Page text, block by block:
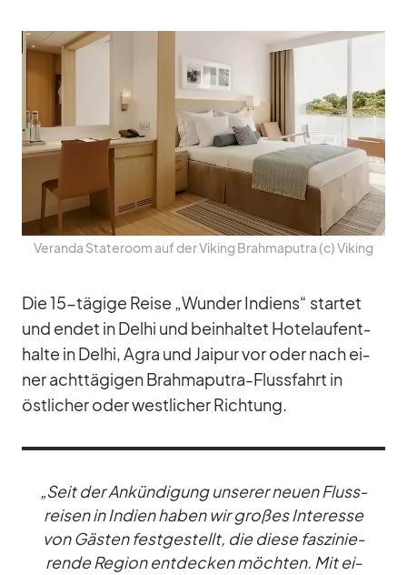
Ve­randa Stat­e­room auf der Vi­king Brah­ma­pu­tra (c) Vi­king
Die 15-tä­gige Reise „Wun­der In­di­ens“ star­tet
und en­det in De­lhi und be­inhal­tet Ho­tel­auf­ent­
halte in De­lhi, Agra und Jai­pur vor oder nach ei­
ner acht­tä­gi­gen Brah­ma­pu­tra-Fluss­fahrt in
öst­li­cher oder west­li­cher Rich­tung.
„Seit der An­kün­di­gung un­se­rer neuen Fluss­
rei­sen in In­dien ha­ben wir gro­ßes In­ter­esse
von Gäs­ten fest­ge­stellt, die diese fas­zi­nie­
rende Re­gion ent­de­cken möch­ten. Mit ei­